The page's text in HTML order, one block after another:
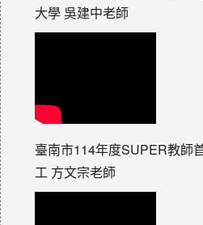
大學 吳建中老師
臺南市114年度SUPER教師
工 方文宗老師